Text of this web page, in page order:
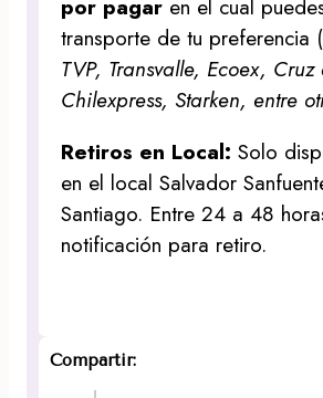
por pagar en el cual
transporte de tu preferencia (
TVP, Transvalle, Ecoex, Cruz
Chilexpress, Starken, entre
Retiros en Local:Solo
en el local Salvador
Santiago. Entre 24 a 48
notificación para retiro.
Compartir: